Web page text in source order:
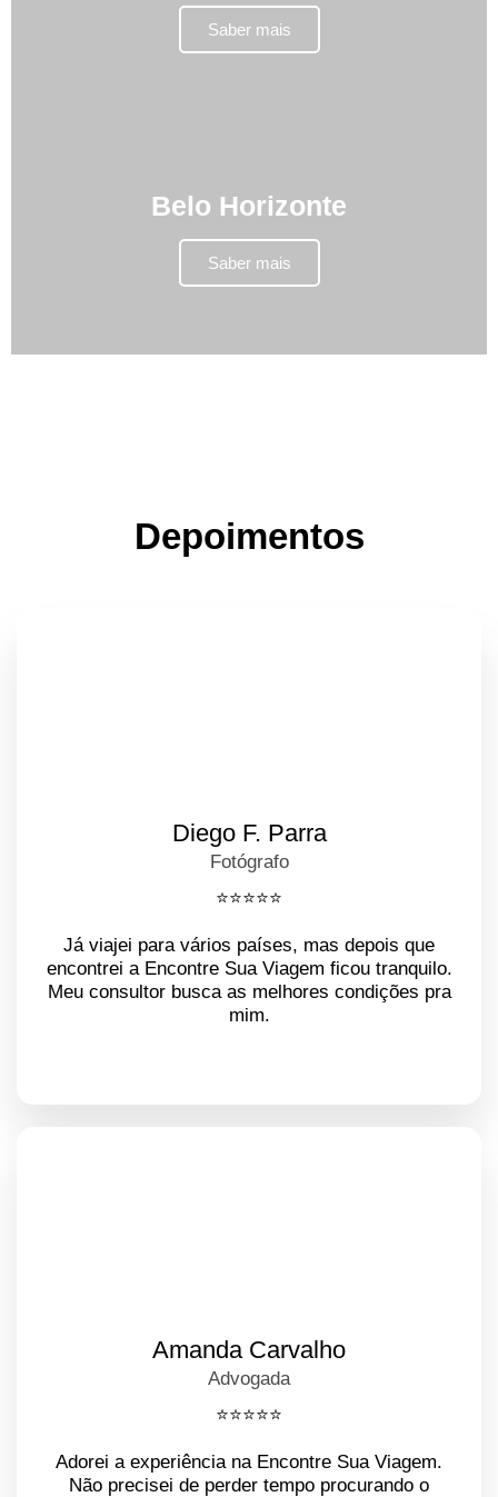
Saber mais
Belo Horizonte
Saber mais
Depoimentos
Diego F. Parra
Fotógrafo
⭐️⭐️⭐️⭐️⭐️
Já viajei para vários países, mas depois que
encontrei a Encontre Sua Viagem ficou tranquilo.
Meu consultor busca as melhores condições pra
mim.
Amanda Carvalho
Advogada
⭐️⭐️⭐️⭐️⭐️
Adorei a experiência na Encontre Sua Viagem.
Não precisei de perder tempo procurando o